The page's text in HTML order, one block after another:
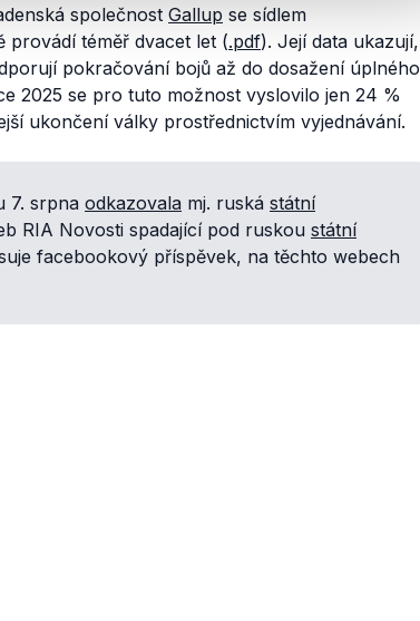
společnost Gallup se sídlem
provádí téměř dvacet let (.pdf). Její data ukazují,
pokračování bojů až do dosažení úplného
2025 se pro tuto možnost vyslovilo jen 24 %
ukončení války prostřednictvím vyjednávání.
7. srpna odkazovala mj. ruská státní
RIA Novosti spadající pod ruskou státní
facebookový příspěvek, na těchto webech